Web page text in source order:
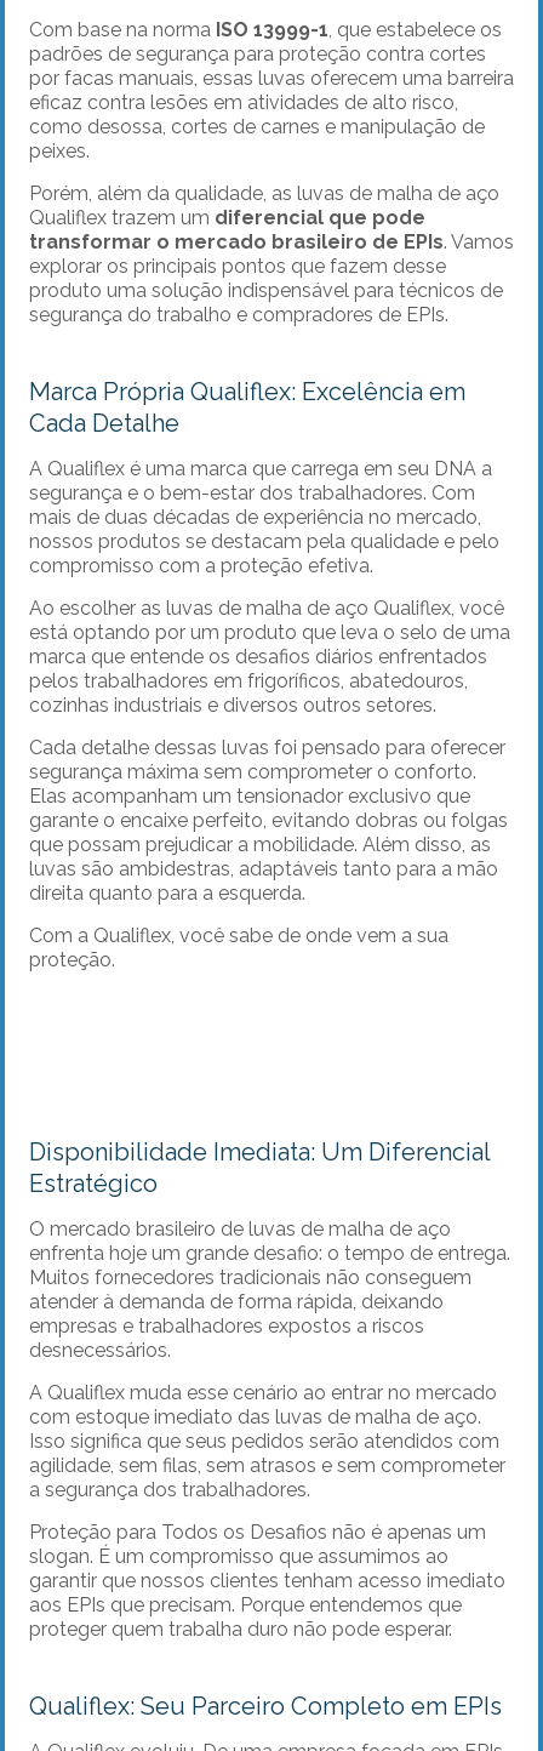
Com base na norma ISO 13999-1, que estabelece os
padrões de segurança para proteção contra cortes
por facas manuais, essas luvas oferecem uma barreira
eficaz contra lesões em atividades de alto risco,
como desossa, cortes de carnes e manipulação de
peixes.
Porém, além da qualidade, as luvas de malha de aço
Qualiflex trazem um diferencial que pode
transformar o mercado brasileiro de EPIs. Vamos
explorar os principais pontos que fazem desse
produto uma solução indispensável para técnicos de
segurança do trabalho e compradores de EPIs.
Marca Própria Qualiflex: Excelência em
Cada Detalhe
A Qualiflex é uma marca que carrega em seu DNA a
segurança e o bem-estar dos trabalhadores. Com
mais de duas décadas de experiência no mercado,
nossos produtos se destacam pela qualidade e pelo
compromisso com a proteção efetiva.
Ao escolher as luvas de malha de aço Qualiflex, você
está optando por um produto que leva o selo de uma
marca que entende os desafios diários enfrentados
pelos trabalhadores em frigoríficos, abatedouros,
cozinhas industriais e diversos outros setores.
Cada detalhe dessas luvas foi pensado para oferecer
segurança máxima sem comprometer o conforto.
Elas acompanham um tensionador exclusivo que
garante o encaixe perfeito, evitando dobras ou folgas
que possam prejudicar a mobilidade. Além disso, as
luvas são ambidestras, adaptáveis tanto para a mão
direita quanto para a esquerda.
Com a Qualiflex, você sabe de onde vem a sua
proteção.
Disponibilidade Imediata: Um Diferencial
Estratégico
O mercado brasileiro de luvas de malha de aço
enfrenta hoje um grande desafio: o tempo de entrega.
Muitos fornecedores tradicionais não conseguem
atender à demanda de forma rápida, deixando
empresas e trabalhadores expostos a riscos
desnecessários.
A Qualiflex muda esse cenário ao entrar no mercado
com estoque imediato das luvas de malha de aço.
Isso significa que seus pedidos serão atendidos com
agilidade, sem filas, sem atrasos e sem comprometer
a segurança dos trabalhadores.
Proteção para Todos os Desafios não é apenas um
slogan. É um compromisso que assumimos ao
garantir que nossos clientes tenham acesso imediato
aos EPIs que precisam. Porque entendemos que
proteger quem trabalha duro não pode esperar.
Qualiflex: Seu Parceiro Completo em EPIs